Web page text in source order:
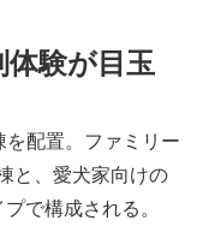
体験が目玉
配置。ファミリー
と、愛犬家向けの
で構成される。